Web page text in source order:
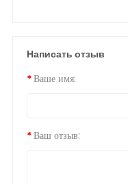
Написать отзыв
Ваше имя:
Ваш отзыв: